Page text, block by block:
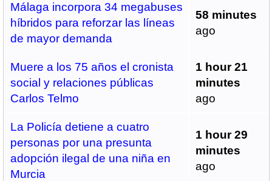
Málaga incorpora 34 megabuses
híbridos para reforzar las líneas
de mayor demanda
58 minutes
ago
Muere a los 75 años el cronista
social y relaciones públicas
Carlos Telmo
1 hour 21
minutes
ago
La Policía detiene a cuatro
personas por una presunta
adopción ilegal de una niña en
Murcia
1 hour 29
minutes
ago